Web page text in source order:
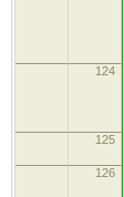
124
125
126